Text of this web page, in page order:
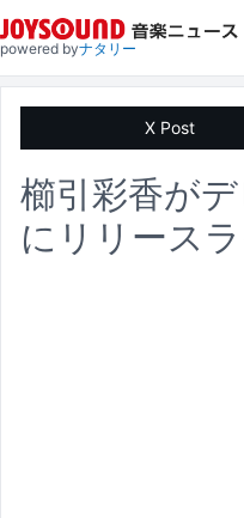
powered byナタリー
X Post
櫛引彩香が
にリリース